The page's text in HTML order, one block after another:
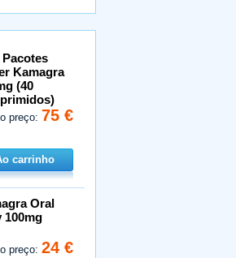
Pacotes
Kamagra
(40
preço: 75 €
carrinho
Oral
100mg
preço:24 €